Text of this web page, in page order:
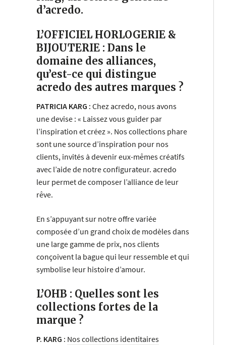
d’acredo.
L’OFFICIEL HORLOGERIE &
BIJOUTERIE : Dans le
domaine des alliances,
qu’est-ce qui distingue
acredo des autres marques ?
PATRICIA KARG : Chez acredo, nous avons
une devise : « Laissez vous guider par
l’inspiration et créez ». Nos collections phare
sont une source d’inspiration pour nos
clients, invités à devenir eux-mêmes créatifs
avec l’aide de notre configurateur. acredo
leur permet de composer l’alliance de leur
rêve.
En s’appuyant sur notre offre variée
composée d’un grand choix de modèles dans
une large gamme de prix, nos clients
conçoivent la bague qui leur ressemble et qui
symbolise leur histoire d’amour.
L’OHB : Quelles sont les
collections fortes de la
marque ?
P. KARG : Nos collections identitaires